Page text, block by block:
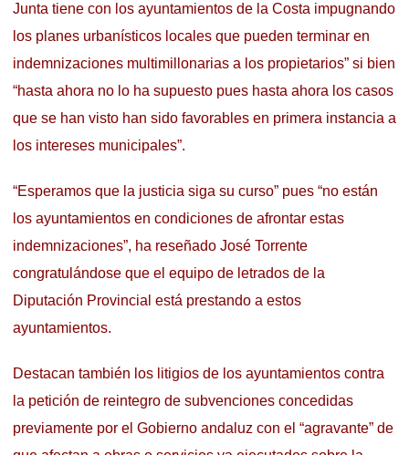
Junta tiene con los ayuntamientos de la Costa impugnando
los planes urbanísticos locales que pueden terminar en
indemnizaciones multimillonarias a los propietarios” si bien
“hasta ahora no lo ha supuesto pues hasta ahora los casos
que se han visto han sido favorables en primera instancia a
los intereses municipales”.
“Esperamos que la justicia siga su curso” pues “no están
los ayuntamientos en condiciones de afrontar estas
indemnizaciones”, ha reseñado José Torrente
congratulándose que el equipo de letrados de la
Diputación Provincial está prestando a estos
ayuntamientos.
Destacan también los litigios de los ayuntamientos contra
la petición de reintegro de subvenciones concedidas
previamente por el Gobierno andaluz con el “agravante” de